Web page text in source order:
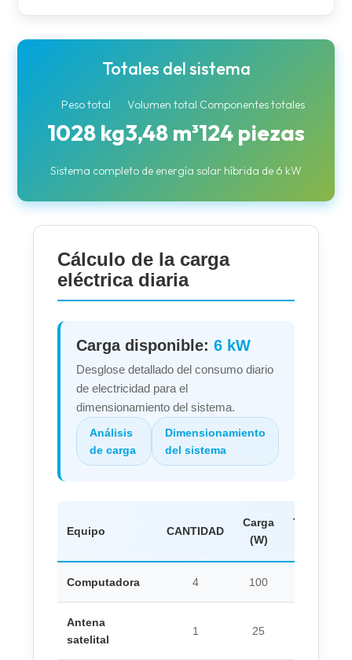
Totales del sistema
Peso total
1028 kg
Volumen total
3,48 m³
Componentes totales
124 piezas
Sistema completo de energía solar híbrida de 6 kW
Cálculo de la carga
eléctrica diaria
Carga disponible:6 kW
Desglose detallado del consumo diario
de electricidad para el
dimensionamiento del sistema.
Análisis
de carga
Dimensionamiento
del sistema
Equipo CANTIDAD
Carga
(W)
Tiempo
Computadora 4 100
Antena
satelital
1 25